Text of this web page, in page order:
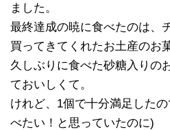
ました。
最終達成の暁に食べたのは、
買ってきてくれたお土産のお
久しぶりに食べた砂糖入りの
ておいしくて。
けれど、1個で十分満足した
べたい！と思っていたのに)